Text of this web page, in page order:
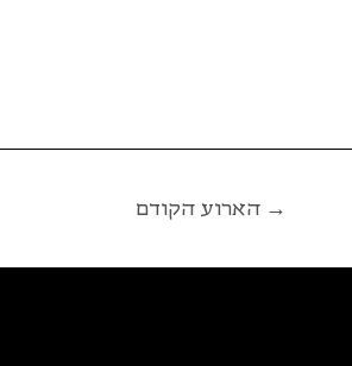
הארוע הקודם →